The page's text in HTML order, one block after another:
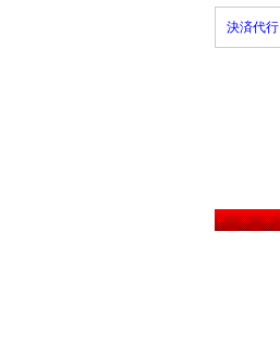
決済代行